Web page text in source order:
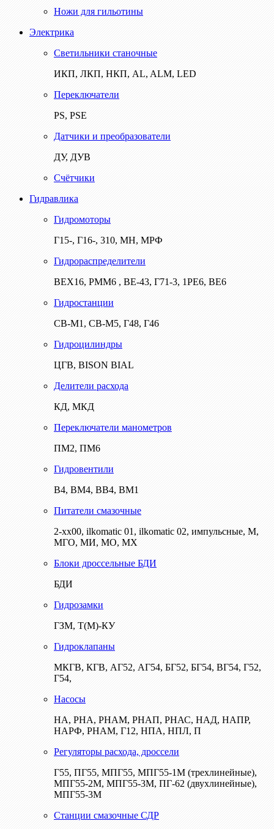
Ножи для гильотины
Электрика
Светильники станочные
ИКП, ЛКП, НКП, AL, ALM, LED
Переключатели
PS, PSE
Датчики и преобразователи
ДУ, ДУВ
Счётчики
Гидравлика
Гидромоторы
Г15-, Г16-, 310, МН, МРФ
Гидрораспределители
ВЕХ16, РММ6 , ВЕ-43, Г71-3, 1РЕ6, ВЕ6
Гидростанции
СВ-М1, СВ-М5, Г48, Г46
Гидроцилиндры
ЦГВ, BISON BIAL
Делители расхода
КД, МКД
Переключатели манометров
ПМ2, ПМ6
Гидровентили
В4, ВМ4, ВВ4, ВМ1
Питатели смазочные
2-хх00, ilkomatic 01, ilkomatic 02, импульсные, М,
МГО, МИ, МО, МХ
Блоки дроссельные БДИ
БДИ
Гидрозамки
ГЗМ, Т(М)-КУ
Гидроклапаны
МКГВ, КГВ, АГ52, АГ54, БГ52, БГ54, ВГ54, Г52,
Г54,
Насосы
НА, РНА, РНАМ, РНАП, РНАС, НАД, НАПР,
НАРФ, РНАМ, Г12, НПА, НПЛ, П
Регуляторы расхода, дроссели
Г55, ПГ55, МПГ55, МПГ55-1М (трехлинейные),
МПГ55-2М, МПГ55-3М, ПГ-62 (двухлинейные),
МПГ55-3М
Станции смазочные СДР